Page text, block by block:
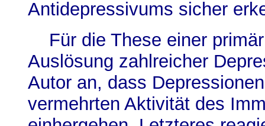
Antidepressivums sicher
Für die These einer
Auslösung zahlreicher
Autor an, dass
vermehrten Aktivität des